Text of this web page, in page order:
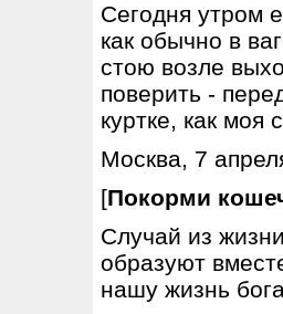
Сегодня утром
как обычно в
стою возле
поверить -
куртке, как моя
Москва, 7
[Покорми
Случай из
образуют
нашу жизнь